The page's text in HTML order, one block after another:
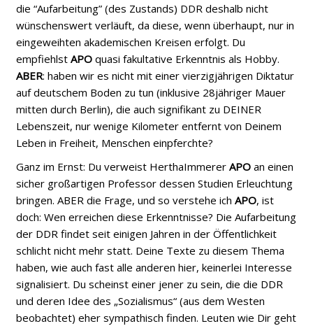
die “Aufarbeitung” (des Zustands) DDR deshalb nicht
wünschenswert verläuft, da diese, wenn überhaupt, nur in
eingeweihten akademischen Kreisen erfolgt. Du
empfiehlstAPO quasi fakultative Erkenntnis als Hobby.
ABER: haben wir es nicht mit einer vierzigjährigen Diktatur
auf deutschem Boden zu tun (inklusive 28jähriger Mauer
mitten durch Berlin), die auch signifikant zu DEINER
Lebenszeit, nur wenige Kilometer entfernt von Deinem
Leben in Freiheit, Menschen einpferchte?
Ganz im Ernst: Du verweist HerthaImmererAPO an einen
sicher großartigen Professor dessen Studien Erleuchtung
bringen. ABER die Frage, und so verstehe ichAPO, ist
doch: Wen erreichen diese Erkenntnisse? Die Aufarbeitung
der DDR findet seit einigen Jahren in der Öffentlichkeit
schlicht nicht mehr statt. Deine Texte zu diesem Thema
haben, wie auch fast alle anderen hier, keinerlei Interesse
signalisiert. Du scheinst einer jener zu sein, die die DDR
und deren Idee des „Sozialismus“ (aus dem Westen
beobachtet) eher sympathisch finden. Leuten wie Dir geht